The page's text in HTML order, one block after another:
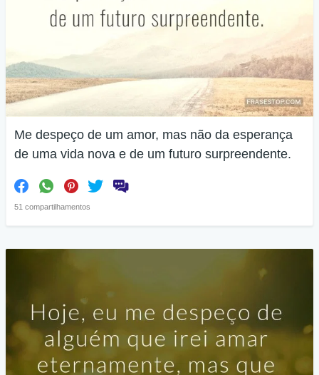
Me despeço de um amor, mas não da esperança
de uma vida nova e de um futuro surpreendente.
51 compartilhamentos